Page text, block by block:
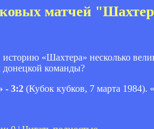
матчей
«Шахтера» несколько
команды?
- 3:2 (Кубок кубков, 7 марта 1984).